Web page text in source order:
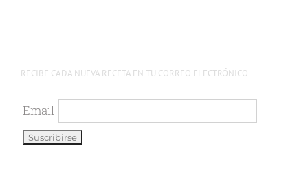
RECIBE CADA NUEVA RECETA EN TU CORREO ELECTRÓNICO.
Email